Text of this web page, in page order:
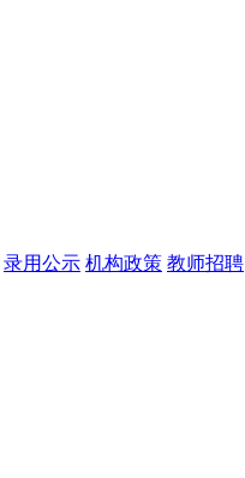
录用公示 机构政策 教师招聘